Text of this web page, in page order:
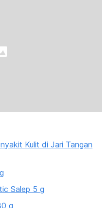
Kulit di Jari Tangan
Salep 5 g
g